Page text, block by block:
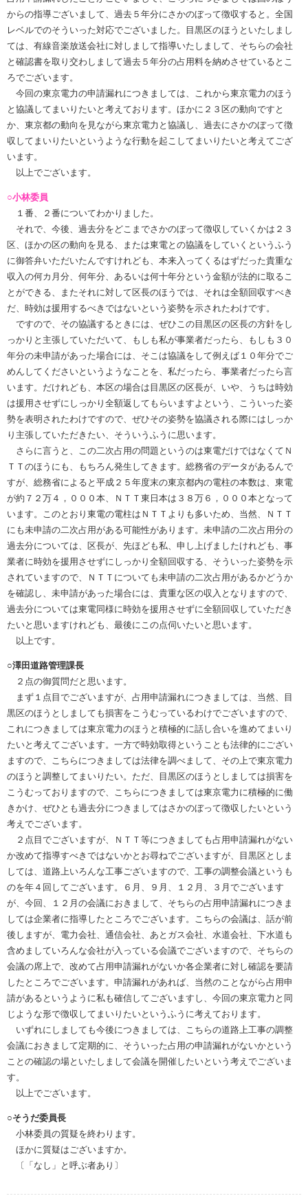
からの指導ございまして、過去５年分にさかのぼって徴収すると。全国
レベルでのそういった対応でございました。目黒区のほうといたしまし
ては、有線音楽放送会社に対しまして指導いたしまして、そちらの会社
と確認書を取り交わしまして過去５年分の占用料を納めさせているとこ
ろでございます。
今回の東京電力の申請漏れにつきましては、これから東京電力のほう
と協議してまいりたいと考えております。ほかに２３区の動向ですと
か、東京都の動向を見ながら東京電力と協議し、過去にさかのぼって徴
収してまいりたいというような行動を起こしてまいりたいと考えてござ
います。
以上でございます。
○小林委員
１番、２番についてわかりました。
それで、今後、過去分をどこまでさかのぼって徴収していくかは２３
区、ほかの区の動向を見る、または東電との協議をしていくというふう
に御答弁いただいたんですけれども、本来入ってくるはずだった貴重な
収入の何カ月分、何年分、あるいは何十年分という金額が法的に取るこ
とができる、またそれに対して区長のほうでは、それは全額回収すべき
だ、時効は援用するべきではないという姿勢を示されたわけです。
ですので、その協議するときには、ぜひこの目黒区の区長の方針をし
っかりと主張していただいて、もしも私が事業者だったら、もしも３０
年分の未申請があった場合には、そこは協議をして例えば１０年分でご
めんしてくださいというようなことを、私だったら、事業者だったら言
います。だけれども、本区の場合は目黒区の区長が、いや、うちは時効
は援用させずにしっかり全額返してもらいますよという、こういった姿
勢を表明されたわけですので、ぜひその姿勢を協議される際にはしっか
り主張していただきたい、そういうふうに思います。
さらに言うと、この二次占用の問題というのは東電だけではなくてＮ
ＴＴのほうにも、もちろん発生してきます。総務省のデータがあるんで
すが、総務省によると平成２５年度末の東京都内の電柱の本数は、東電
が約７２万４，０００本、ＮＴＴ東日本は３８万６，０００本となって
います。このとおり東電の電柱はＮＴＴよりも多いため、当然、ＮＴＴ
にも未申請の二次占用がある可能性があります。未申請の二次占用分の
過去分については、区長が、先ほども私、申し上げましたけれども、事
業者に時効を援用させずにしっかり全額回収する、そういった姿勢を示
されていますので、ＮＴＴについても未申請の二次占用があるかどうか
を確認し、未申請があった場合には、貴重な区の収入となりますので、
過去分については東電同様に時効を援用させずに全額回収していただき
たいと思いますけれども、最後にこの点伺いたいと思います。
以上です。
○澤田道路管理課長
２点の御質問だと思います。
まず１点目でございますが、占用申請漏れにつきましては、当然、目
黒区のほうとしましても損害をこうむっているわけでございますので、
これにつきましては東京電力のほうと積極的に話し合いを進めてまいり
たいと考えてございます。一方で時効取得ということも法律的にござい
ますので、こちらにつきましては法律を調べまして、その上で東京電力
のほうと調整してまいりたい。ただ、目黒区のほうとしましては損害を
こうむっておりますので、こちらにつきましては東京電力に積極的に働
きかけ、ぜひとも過去分につきましてはさかのぼって徴収したいという
考えでございます。
２点目でございますが、ＮＴＴ等につきましても占用申請漏れがない
か改めて指導すべきではないかとお尋ねでございますが、目黒区としま
しては、道路上いろんな工事ございますので、工事の調整会議というも
のを年４回してございます。６月、９月、１２月、３月でございます
が、今回、１２月の会議におきまして、そちらの占用申請漏れにつきま
しては企業者に指導したところでございます。こちらの会議は、話が前
後しますが、電力会社、通信会社、あとガス会社、水道会社、下水道も
含めましていろんな会社が入っている会議でございますので、そちらの
会議の席上で、改めて占用申請漏れがないか各企業者に対し確認を要請
したところでございます。申請漏れがあれば、当然のことながら占用申
請があるというように私も確信してございますし、今回の東京電力と同
じような形で徴収してまいりたいというふうに考えております。
いずれにしましても今後につきましては、こちらの道路上工事の調整
会議におきまして定期的に、そういった占用の申請漏れがないかという
ことの確認の場といたしまして会議を開催したいという考えでございま
す。
以上でございます。
○そうだ委員長
小林委員の質疑を終わります。
ほかに質疑はございますか。
〔「なし」と呼ぶ者あり〕